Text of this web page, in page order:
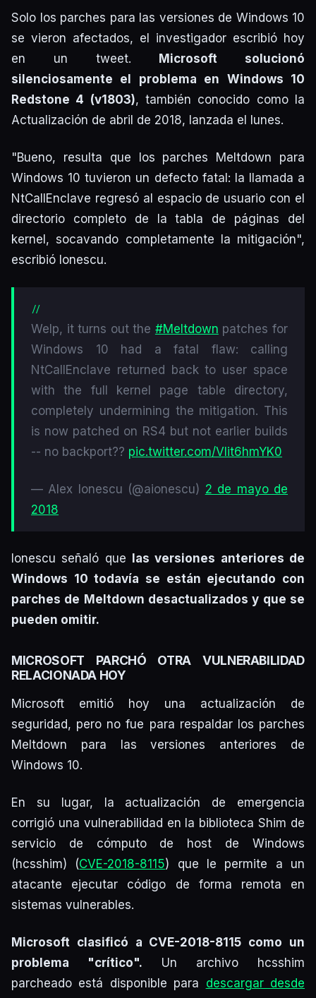
Solo los parches para las versiones de Windows 10
se vieron afectados, el investigador escribió hoy
en un tweet.
Microsoft solucionó
silenciosamente el problema en Windows 10
Redstone 4 (v1803), también conocido como la
Actualización de abril de 2018, lanzada el lunes.
"Bueno, resulta que los parches Meltdown para
Windows 10 tuvieron un defecto fatal: la llamada a
NtCallEnclave regresó al espacio de usuario con el
directorio completo de la tabla de páginas del
kernel, socavando completamente la mitigación",
escribió Ionescu.
Welp, it turns out the #Meltdown patches for
Windows 10 had a fatal flaw: calling
NtCallEnclave returned back to user space
with the full kernel page table directory,
completely undermining the mitigation. This
is now patched on RS4 but not earlier builds
-- no backport?? pic.twitter.com/VIit6hmYK0
— Alex Ionescu (@aionescu) 2 de mayo de
2018
Ionescu señaló que
las versiones anteriores de
Windows 10 todavía se están ejecutando con
parches de Meltdown desactualizados y que se
pueden omitir.
MICROSOFT PARCHÓ OTRA VULNERABILIDAD
RELACIONADA HOY
Microsoft emitió hoy una actualización de
seguridad, pero no fue para respaldar los parches
Meltdown para las versiones anteriores de
Windows 10.
En su lugar, la actualización de emergencia
corrigió una vulnerabilidad en la biblioteca Shim de
servicio de cómputo de host de Windows
(hcsshim) (CVE-2018-8115) que le permite a un
atacante ejecutar código de forma remota en
sistemas vulnerables.
Microsoft clasificó a CVE-2018-8115 como un
problema "crítico". Un archivo hcsshim
parcheado está disponible para descargar desde